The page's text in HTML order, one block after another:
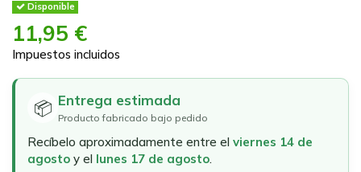
Disponible
11,95 €
Impuestos incluidos
📦 Entrega estimada
Producto fabricado bajo pedido
Recíbelo aproximadamente entre el viernes 14 de
agosto y el lunes 17 de agosto.